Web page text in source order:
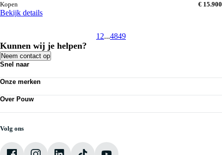
Kopen € 15.900
Bekijk details
1 2...4849
Kunnen wij je helpen?
Neem contact op
Snel naar
Bedrijfswagens
Kennisbank
Vestigingen
Onze merken
Audi
VW Bedrijfswagens
Over Pouw
Vacatures
Mijn Pouw
Volg ons